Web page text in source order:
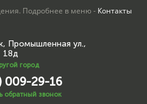
Подробнее в меню - Контакты
Промышленная ул.,
18д
город
009-29-16
обратный звонок